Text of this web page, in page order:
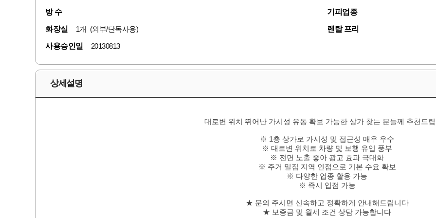
방 수 기피업종
화장실 1개 (외부/단독사용) 렌탈 프리
사용승인일 20130813
상세설명
대로변 위치 뛰어난 가시성 유동 확보 가능한 상가 찾는 분들께 추천드
※ 1층 상가로 가시성 및 접근성 매우 우수
※ 대로변 위치로 차량 및 보행 유입 풍부
※ 전면 노출 좋아 광고 효과 극대화
※ 주거 밀집 지역 인접으로 기본 수요 확보
※ 다양한 업종 활용 가능
※ 즉시 입점 가능
★ 문의 주시면 신속하고 정확하게 안내해드립니다
★ 보증금 및 월세 조건 상담 가능합니다